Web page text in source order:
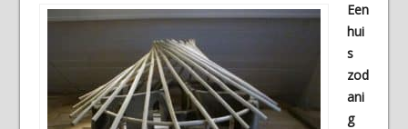
Een
hui
s
zod
ani
g